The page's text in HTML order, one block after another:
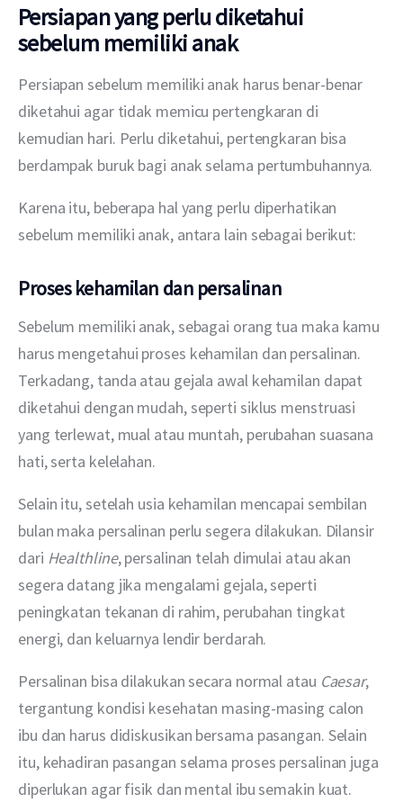
Persiapan yang perlu diketahui
sebelum memiliki anak
Persiapan sebelum memiliki anak harus benar-benar
diketahui agar tidak memicu pertengkaran di
kemudian hari. Perlu diketahui, pertengkaran bisa
berdampak buruk bagi anak selama pertumbuhannya.
Karena itu, beberapa hal yang perlu diperhatikan
sebelum memiliki anak, antara lain sebagai berikut:
Proses kehamilan dan persalinan
Sebelum memiliki anak, sebagai orang tua maka kamu
harus mengetahui proses kehamilan dan persalinan.
Terkadang, tanda atau gejala awal kehamilan dapat
diketahui dengan mudah, seperti siklus menstruasi
yang terlewat, mual atau muntah, perubahan suasana
hati, serta kelelahan.
Selain itu, setelah usia kehamilan mencapai sembilan
bulan maka persalinan perlu segera dilakukan. Dilansir
dari Healthline, persalinan telah dimulai atau akan
segera datang jika mengalami gejala, seperti
peningkatan tekanan di rahim, perubahan tingkat
energi, dan keluarnya lendir berdarah.
Persalinan bisa dilakukan secara normal atau Caesar,
tergantung kondisi kesehatan masing-masing calon
ibu dan harus didiskusikan bersama pasangan. Selain
itu, kehadiran pasangan selama proses persalinan juga
diperlukan agar fisik dan mental ibu semakin kuat.